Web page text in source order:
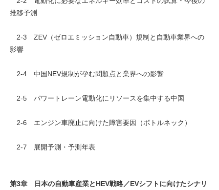
推移予測
2-3 ZEV（ゼロエミッション自動車）規制と自動車業界への
影響
2-4 中国NEV規制が孕む問題点と業界への影響
2-5 パワートレーン電動化にリソースを集中する中国
2-6 エンジン車廃止に向けた障害要因（ボトルネック）
2-7 展開予測・予測年表
第3章 日本の自動車産業とHEV戦略／EVシフトに向けたシナリ